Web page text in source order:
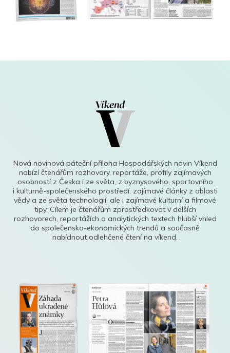
Nová novinová páteční příloha Hospodářských novin Víkend
nabízí čtenářům rozhovory, reportáže, profily zajímavých
osobností z Česka i ze světa, z byznysového, sportovního
i kulturně-společenského prostředí, zajímavé články z oblasti
vědy a ze světa technologií, ale i zajímavé kulturní a filmové
tipy. Cílem je čtenářům zprostředkovat v delších
rozhovorech, reportážích a analytických textech hlubší vhled
do společensko-ekonomických trendů a současně
nabídnout odlehčené čtení na víkend.